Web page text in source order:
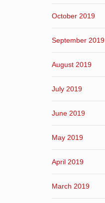
October 2019
September 2019
August 2019
July 2019
June 2019
May 2019
April 2019
March 2019